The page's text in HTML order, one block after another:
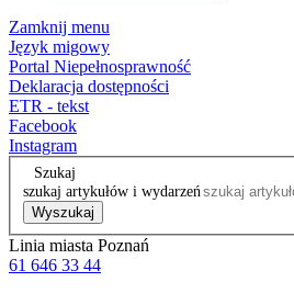
Zamknij menu
Język migowy
Portal Niepełnosprawność
Deklaracja dostępności
ETR - tekst
Facebook
Instagram
Szukaj
szukaj artykułów i wydarzeń
Wyszukaj
Linia miasta Poznań
61 646 33 44